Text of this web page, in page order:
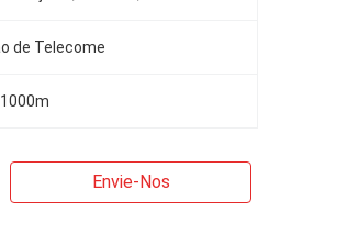
de Telecome
Envie-Nos